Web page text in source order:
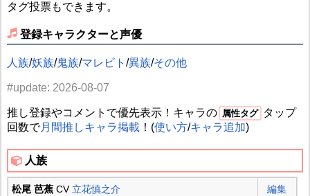
タグ投票もできます。
登録キャラクターと声優
人族/妖族/鬼族/マレビト /異族/その他
#update: 2026-08-07
推し登録やコメントで優先表示！キャラの 属性タグ
タップ
回数で月間推しキャラ掲載！(使い方/キャラ追加)
人族
松尾 芭蕉CV 立花慎之介 編集